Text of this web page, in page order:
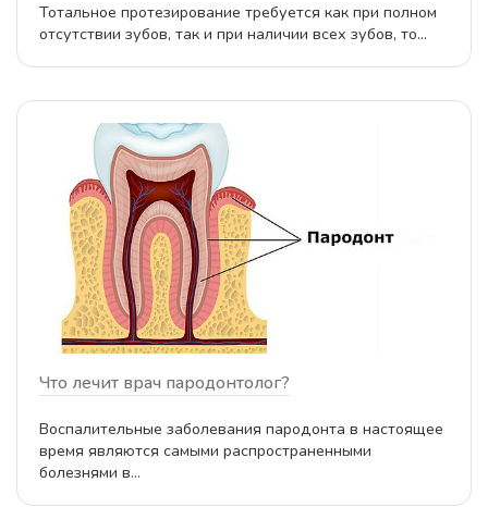
Тотальное протезирование требуется как при полном
отсутствии зубов, так и при наличии всех зубов, то...
Что лечит врач пародонтолог?
Воспалительные заболевания пародонта в настоящее
время являются самыми распространенными
болезнями в...